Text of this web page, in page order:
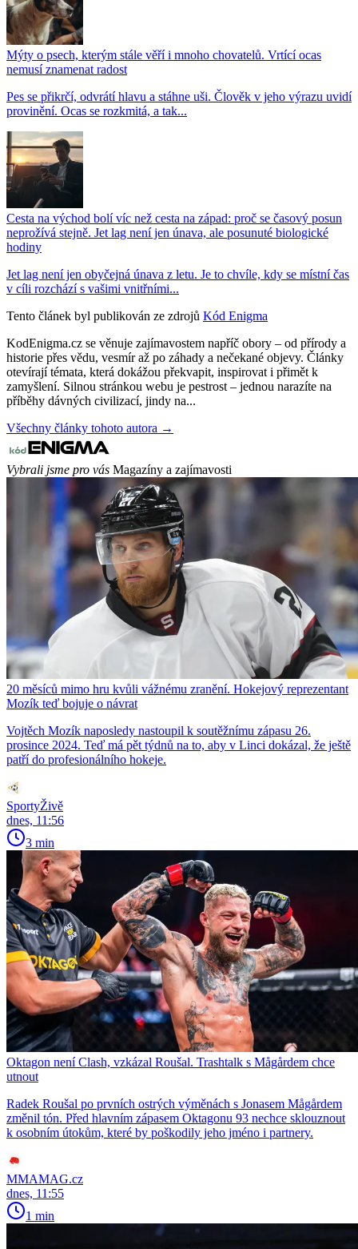
Mýty o psech, kterým stále věří i mnoho chovatelů. Vrtící ocas
nemusí znamenat radost
Pes se přikrčí, odvrátí hlavu a stáhne uši. Člověk v jeho výrazu uvidí
provinění. Ocas se rozkmitá, a tak...
Cesta na východ bolí víc než cesta na západ: proč se časový posun
neprožívá stejně. Jet lag není jen únava, ale posunuté biologické
hodiny
Jet lag není jen obyčejná únava z letu. Je to chvíle, kdy se místní čas
v cíli rozchází s vašimi vnitřními...
Tento článek byl publikován ze zdrojů Kód Enigma
KodEnigma.cz se věnuje zajímavostem napříč obory – od přírody a
historie přes vědu, vesmír až po záhady a nečekané objevy. Články
otevírají témata, která dokážou překvapit, inspirovat i přimět k
zamyšlení. Silnou stránkou webu je pestrost – jednou narazíte na
příběhy dávných civilizací, jindy na...
Všechny články tohoto autora →
Vybrali jsme pro vás Magazíny a zajímavosti
20 měsíců mimo hru kvůli vážnému zranění. Hokejový reprezentant
Mozík teď bojuje o návrat
Vojtěch Mozík naposledy nastoupil k soutěžnímu zápasu 26.
prosince 2024. Teď má pět týdnů na to, aby v Linci dokázal, že ještě
patří do profesionálního hokeje.
SportyŽivě
dnes, 11:56
3 min
Oktagon není Clash, vzkázal Roušal. Trashtalk s Mågårdem chce
utnout
Radek Roušal po prvních ostrých výměnách s Jonasem Mågårdem
změnil tón. Před hlavním zápasem Oktagonu 93 nechce sklouznout
k osobním útokům, které by poškodily jeho jméno i partnery.
MMAMAG.cz
dnes, 11:55
1 min